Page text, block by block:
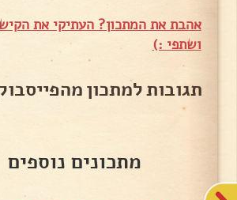
אהבת את המתכון? העתיקי את
ושתפי :)
תגובות למתכון
מתכונים נוספים